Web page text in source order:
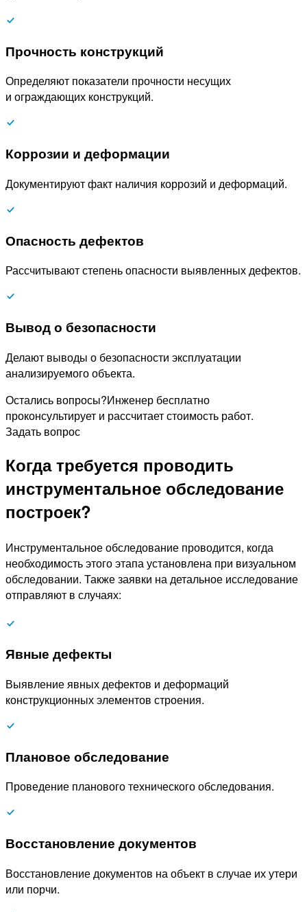
Прочность конструкций
Определяют показатели прочности несущих
и ограждающих конструкций.
Коррозии и деформации
Документируют факт наличия коррозий и деформаций.
Опасность дефектов
Рассчитывают степень опасности выявленных дефектов.
Вывод о безопасности
Делают выводы о безопасности эксплуатации
анализируемого объекта.
Остались вопросы?Инженер бесплатно
проконсультирует и рассчитает стоимость работ.
Задать вопрос
Когда требуется проводить
инструментальное обследование
построек?
Инструментальное обследование проводится, когда
необходимость этого этапа установлена при визуальном
обследовании. Также заявки на детальное исследование
отправляют в случаях:
Явные дефекты
Выявление явных дефектов и деформаций
конструкционных элементов строения.
Плановое обследование
Проведение планового технического обследования.
Восстановление документов
Восстановление документов на объект в случае их утери
или порчи.